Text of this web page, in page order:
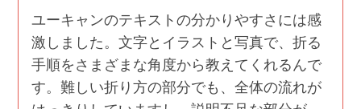
ユーキャンのテキストの分かりやすさには感
激しました。文字とイラストと写真で、折る
手順をさまざまな角度から教えてくれるんで
す。難しい折り方の部分でも、全体の流れが